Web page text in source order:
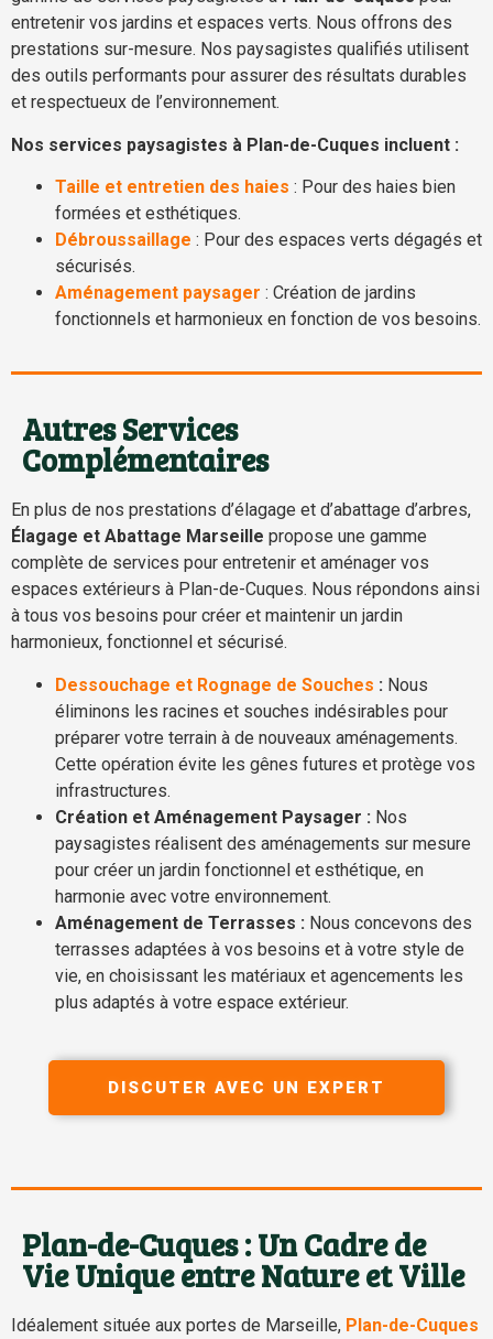
entretenir vos jardins et espaces verts. Nous offrons des
prestations sur-mesure. Nos paysagistes qualifiés utilisent
des outils performants pour assurer des résultats durables
et respectueux de l’environnement.
Nos services paysagistes à Plan-de-Cuques incluent :
Taille et entretien des haies : Pour des haies bien
formées et esthétiques.
Débroussaillage : Pour des espaces verts dégagés et
sécurisés.
Aménagement paysager : Création de jardins
fonctionnels et harmonieux en fonction de vos besoins.
Autres Services
Complémentaires
En plus de nos prestations d’élagage et d’abattage d’arbres,
Élagage et Abattage Marseille propose une gamme
complète de services pour entretenir et aménager vos
espaces extérieurs à Plan-de-Cuques. Nous répondons ainsi
à tous vos besoins pour créer et maintenir un jardin
harmonieux, fonctionnel et sécurisé.
Dessouchage et Rognage de Souches : Nous
éliminons les racines et souches indésirables pour
préparer votre terrain à de nouveaux aménagements.
Cette opération évite les gênes futures et protège vos
infrastructures.
Création et Aménagement Paysager : Nos
paysagistes réalisent des aménagements sur mesure
pour créer un jardin fonctionnel et esthétique, en
harmonie avec votre environnement.
Aménagement de Terrasses : Nous concevons des
terrasses adaptées à vos besoins et à votre style de
vie, en choisissant les matériaux et agencements les
plus adaptés à votre espace extérieur.
DISCUTER AVEC UN EXPERT
Plan-de-Cuques : Un Cadre de
Vie Unique entre Nature et Ville
Idéalement située aux portes de Marseille, Plan-de-Cuques